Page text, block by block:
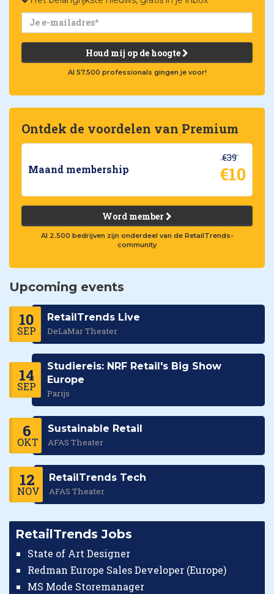
Houd mij op de hoogte
Al 57.500 professionals gingen je voor!
Ontdek de voordelen van Premium
Maand membership
€39
€10
Word member
Al 2.500 bedrijven zijn onderdeel van de RetailTrends-
community
Upcoming events
10
SEP
RetailTrends Live
DeLaMar Theater
14
SEP
Studiereis: NRF Retail's Big Show
Europe
Parijs
6
OKT
Sustainable Retail
AFAS Theater
12
NOV
RetailTrends Tech
AFAS Theater
RetailTrends Jobs
State of Art Designer
Redman Europe Sales Developer (Europe)
MS Mode Storemanager